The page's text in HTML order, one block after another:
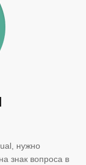
нужно
знак вопроса в